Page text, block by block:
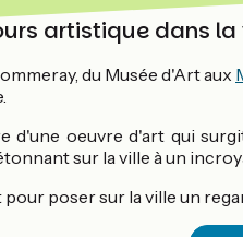
artistique dans la
du Musée d'Art aux
d'une oeuvre d'art qui
sur la ville à un
poser sur la ville un